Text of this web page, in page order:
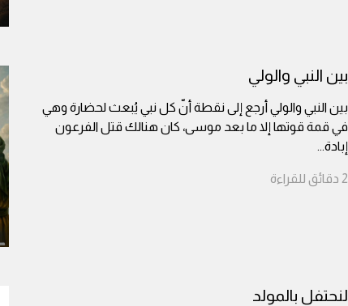
بين النبي والولي
بين النبي والولي أرجع إلى نقطة أنّ كل نبي يُبعث لحضارة وهي
في قمة قوتها إلا ما بعد موسى، كان هنالك قتل الفرعون
إبادة...
2 دقائق للقراءة
لنحتفل بالمولد